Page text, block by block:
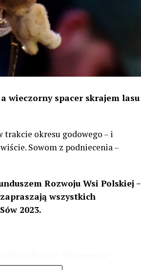
wieczorny spacer skrajem lasu
trakcie okresu godowego – i
Sowom z podniecenia –
Rozwoju Wsi Polskiej –
wszystkich
2023.